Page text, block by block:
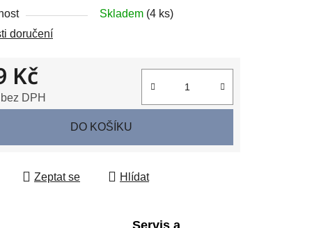
Skladem (4 ks)
doručení
Kč
DPH
DO KOŠÍKU
Zeptat se Hlídat
Servis a